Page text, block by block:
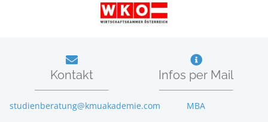
Kontakt
studienberatung@kmuakademie.com
Infos per Mail
MBA